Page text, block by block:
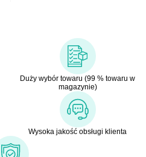
Duży wybór towaru (99 % towaru w
magazynie)
Wysoka jakość obsługi klienta